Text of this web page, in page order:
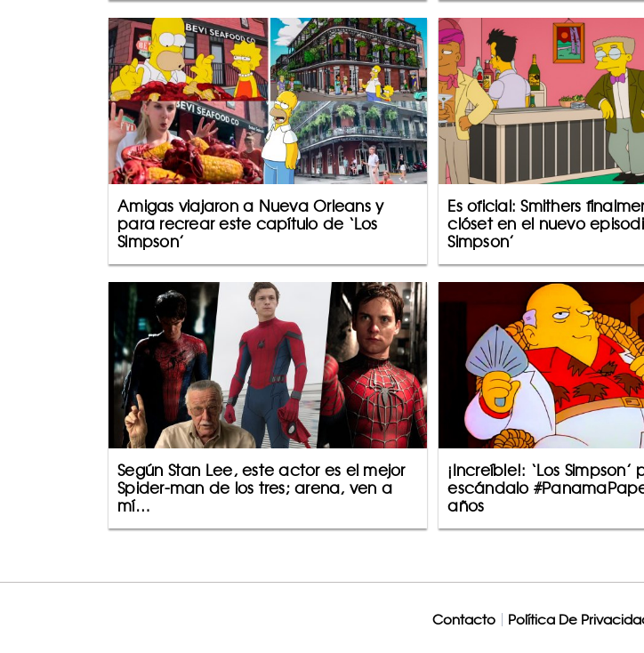
Amigas viajaron a Nueva Orleans y
para recrear este capítulo de ‘Los
Simpson’
Es oficial: Smithers
clóset en el nuevo
Simpson’
Según Stan Lee, este actor es el mejor
Spider-man de los tres; arena, ven a
mí…
¡Increíble!: ‘Los Simpson’
escándalo
años
Contacto Política De